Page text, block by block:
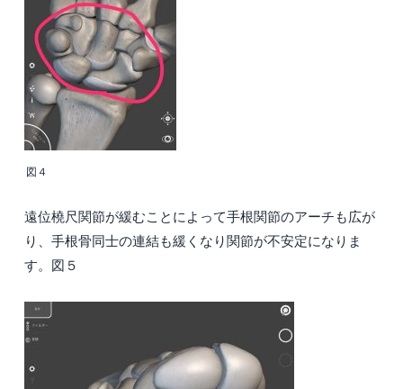
図４
遠位橈尺関節が緩むことによって手根関節のアーチも広が
り、手根骨同士の連結も緩くなり関節が不安定になりま
す。図５